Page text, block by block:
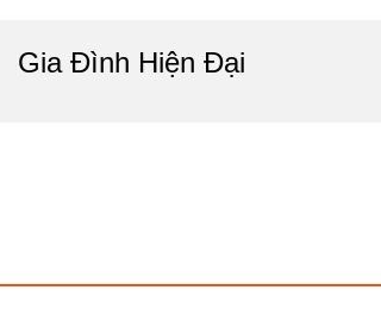
Gia Đình Hiện Đại